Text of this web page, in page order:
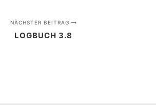
NÄCHSTER BEITRAG
LOGBUCH 3.8